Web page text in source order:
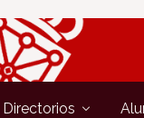
Directorios